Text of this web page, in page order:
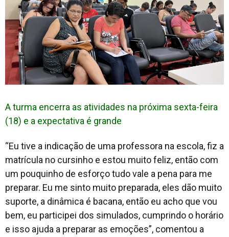
A turma encerra as atividades na próxima sexta-feira
(18) e a expectativa é grande
“Eu tive a indicação de uma professora na escola, fiz a
matrícula no cursinho e estou muito feliz, então com
um pouquinho de esforço tudo vale a pena para me
preparar. Eu me sinto muito preparada, eles dão muito
suporte, a dinâmica é bacana, então eu acho que vou
bem, eu participei dos simulados, cumprindo o horário
e isso ajuda a preparar as emoções”, comentou a